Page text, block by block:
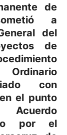
de
a
del
de
con
el punto
por el